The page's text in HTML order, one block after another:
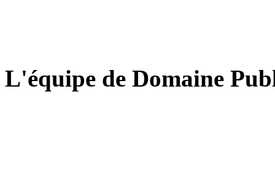
L'équipe de Domaine